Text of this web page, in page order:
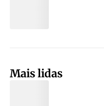
Mais lidas